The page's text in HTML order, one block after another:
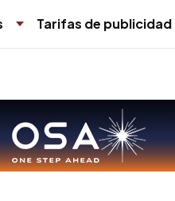
Tarifas de publicidad